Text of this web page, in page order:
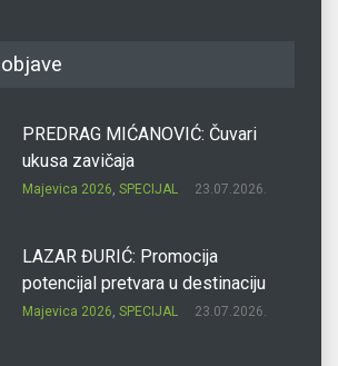
PREDRAG MIĆANOVIĆ: Čuvari
ukusa zavičaja
Majevica 2026, SPECIJAL 23.07.2026.
LAZAR ĐURIĆ: Promocija
potencijal pretvara u destinaciju
Majevica 2026, SPECIJAL 23.07.2026.